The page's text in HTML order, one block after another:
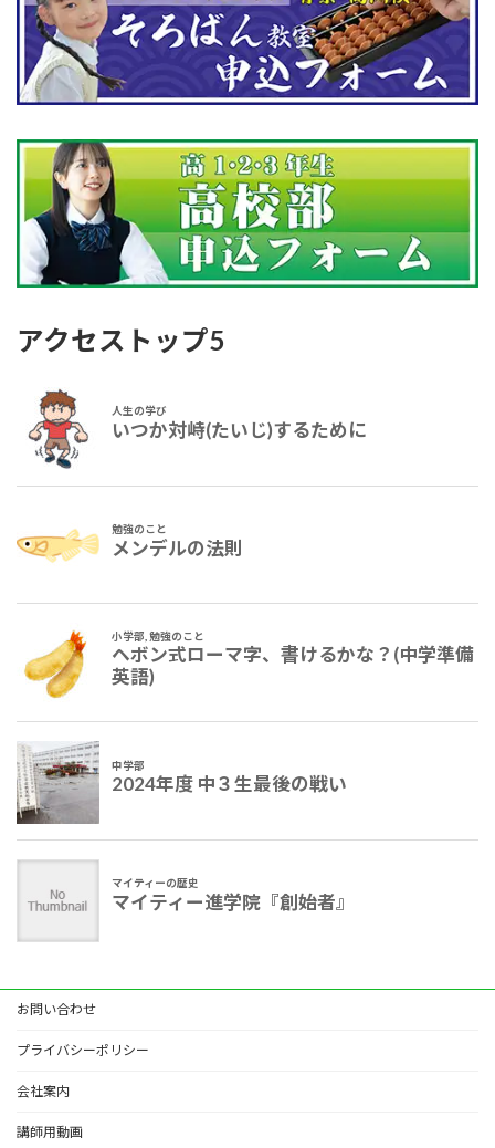
アクセストップ5
お問い合わせ
プライバシーポリシー
会社案内
講師用動画